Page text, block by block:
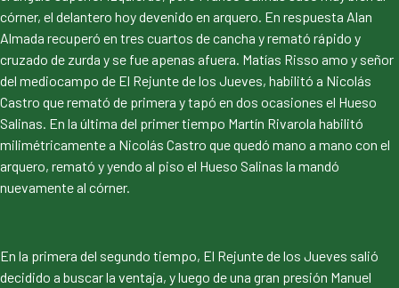
córner, el delantero hoy devenido en arquero. En respuesta Alan
Almada recuperó en tres cuartos de cancha y remató rápido y
cruzado de zurda y se fue apenas afuera. Matías Risso amo y señor
del mediocampo de El Rejunte de los Jueves, habilitó a Nicolás
Castro que remató de primera y tapó en dos ocasiones el Hueso
Salinas. En la última del primer tiempo Martín Rivarola habilitó
milimétricamente a Nicolás Castro que quedó mano a mano con el
arquero, remató y yendo al piso el Hueso Salinas la mandó
nuevamente al córner.
En la primera del segundo tiempo, El Rejunte de los Jueves salió
decidido a buscar la ventaja, y luego de una gran presión Manuel